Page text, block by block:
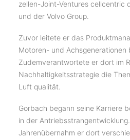
zellen-Joint-Ventures cellcentric
und der Volvo Group.
Zuvor leitete er das
Motoren- und Achsgenerationen
Zudemverantwortete er dort im
Nachhaltigkeitsstrategie die
Luft qualität.
Gorbach begann seine Karriere
in der
Jahrenübernahm er dort